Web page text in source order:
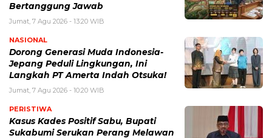
Bertanggung Jawab
Jumat, 7 Agu 2026 - 13:20 WIB
NASIONAL
Dorong Generasi Muda Indonesia-
Jepang Peduli Lingkungan, Ini
Langkah PT Amerta Indah Otsuka!
Jumat, 7 Agu 2026 - 10:20 WIB
PERISTIWA
Kasus Kades Positif Sabu, Bupati
Sukabumi Serukan Perang Melawan